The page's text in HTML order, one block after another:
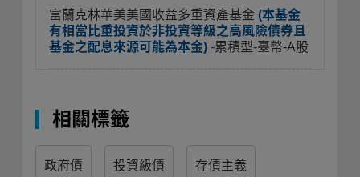
富蘭克林華美美國收益多重資產基金 (本基金
有相當比重投資於非投資等級之高風險債券且
基金之配息來源可能為本金) -累積型-臺幣-A股
相關標籤
政府債 投資級債 存債主義